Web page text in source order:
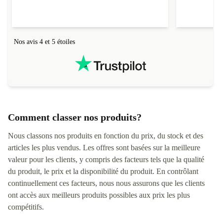
Nos avis 4 et 5 étoiles
Comment classer nos produits?
Nous classons nos produits en fonction du prix, du stock et des
articles les plus vendus. Les offres sont basées sur la meilleure
valeur pour les clients, y compris des facteurs tels que la qualité
du produit, le prix et la disponibilité du produit. En contrôlant
continuellement ces facteurs, nous nous assurons que les clients
ont accès aux meilleurs produits possibles aux prix les plus
compétitifs.